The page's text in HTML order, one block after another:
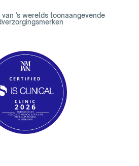
's werelds toonaangevende